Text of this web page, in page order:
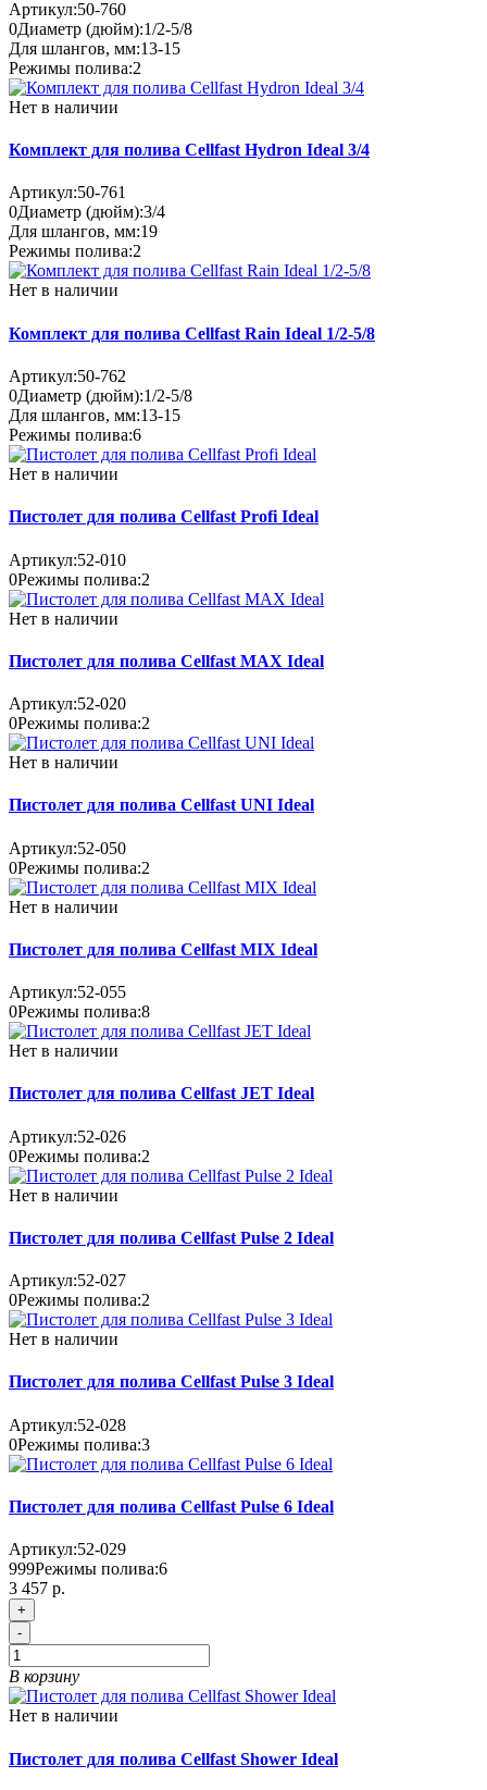
Артикул:50-760
0Диаметр (дюйм):1/2-5/8
Для шлангов, мм:13-15
Режимы полива:2
Нет в наличии
Комплект для полива Cellfast Hydron Ideal 3/4
Артикул:50-761
0Диаметр (дюйм):3/4
Для шлангов, мм:19
Режимы полива:2
Нет в наличии
Комплект для полива Cellfast Rain Ideal 1/2-5/8
Артикул:50-762
0Диаметр (дюйм):1/2-5/8
Для шлангов, мм:13-15
Режимы полива:6
Нет в наличии
Пистолет для полива Cellfast Profi Ideal
Артикул:52-010
0Режимы полива:2
Нет в наличии
Пистолет для полива Cellfast MAX Ideal
Артикул:52-020
0Режимы полива:2
Нет в наличии
Пистолет для полива Cellfast UNI Ideal
Артикул:52-050
0Режимы полива:2
Нет в наличии
Пистолет для полива Cellfast MIX Ideal
Артикул:52-055
0Режимы полива:8
Нет в наличии
Пистолет для полива Cellfast JET Ideal
Артикул:52-026
0Режимы полива:2
Нет в наличии
Пистолет для полива Cellfast Pulse 2 Ideal
Артикул:52-027
0Режимы полива:2
Нет в наличии
Пистолет для полива Cellfast Pulse 3 Ideal
Артикул:52-028
0Режимы полива:3
Пистолет для полива Cellfast Pulse 6 Ideal
Артикул:52-029
999Режимы полива:6
3 457 р.
+
-
В корзину
Нет в наличии
Пистолет для полива Cellfast Shower Ideal